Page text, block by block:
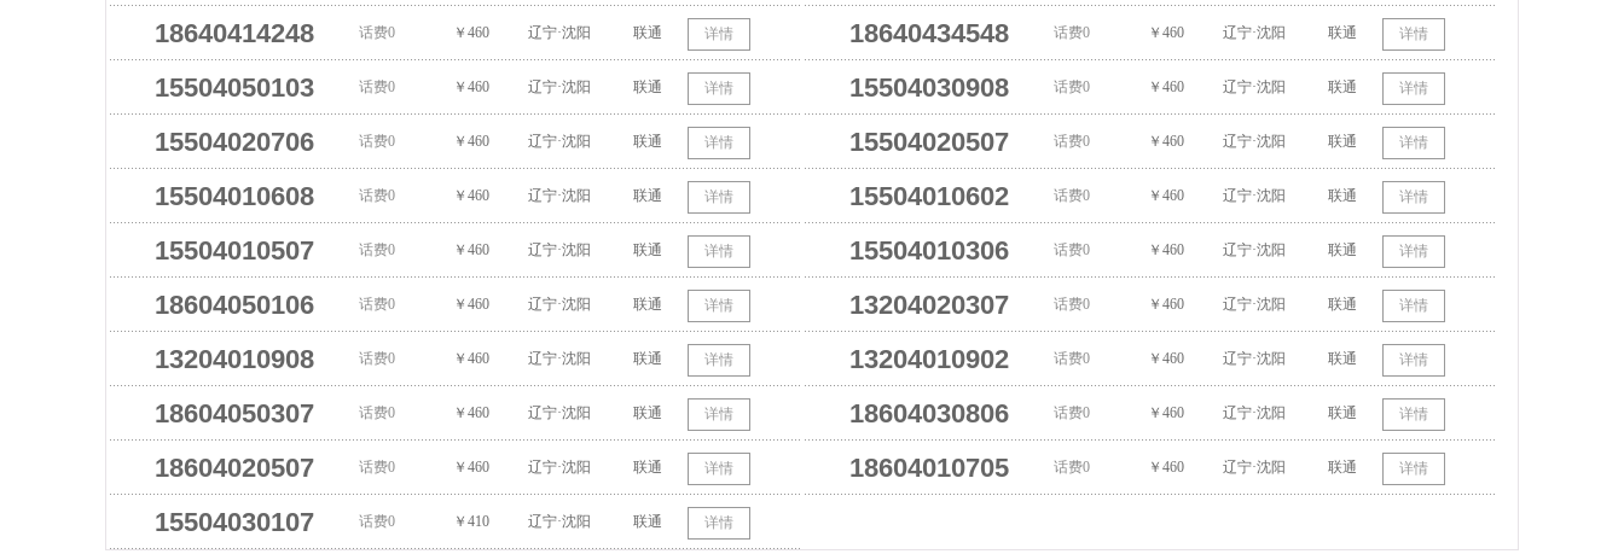
18640414248 话费0 ￥460 辽宁·沈阳 联通 详情 18640434548 话费0 ￥460 辽宁·沈阳 联通 详情
15504050103 话费0 ￥460 辽宁·沈阳 联通 详情 15504030908 话费0 ￥460 辽宁·沈阳 联通 详情
15504020706 话费0 ￥460 辽宁·沈阳 联通 详情 15504020507 话费0 ￥460 辽宁·沈阳 联通 详情
15504010608 话费0 ￥460 辽宁·沈阳 联通 详情 15504010602 话费0 ￥460 辽宁·沈阳 联通 详情
15504010507 话费0 ￥460 辽宁·沈阳 联通 详情 15504010306 话费0 ￥460 辽宁·沈阳 联通 详情
18604050106 话费0 ￥460 辽宁·沈阳 联通 详情 13204020307 话费0 ￥460 辽宁·沈阳 联通 详情
13204010908 话费0 ￥460 辽宁·沈阳 联通 详情 13204010902 话费0 ￥460 辽宁·沈阳 联通 详情
18604050307 话费0 ￥460 辽宁·沈阳 联通 详情 18604030806 话费0 ￥460 辽宁·沈阳 联通 详情
18604020507 话费0 ￥460 辽宁·沈阳 联通 详情 18604010705 话费0 ￥460 辽宁·沈阳 联通 详情
15504030107 话费0 ￥410 辽宁·沈阳 联通 详情